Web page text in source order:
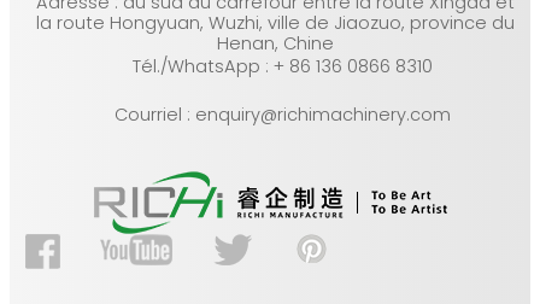
la route Hongyuan, Wuzhi, ville de Jiaozuo, province du
Henan, Chine
Tél./WhatsApp : + 86 136 0866 8310
Courriel : enquiry@richimachinery.com